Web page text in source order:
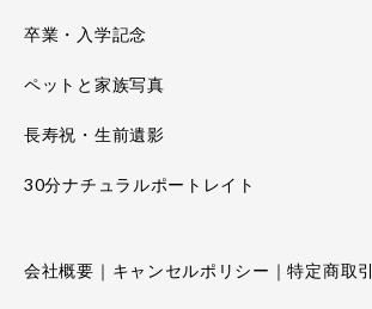
卒業・入学記念
ペットと家族写真
長寿祝・生前遺影
30分ナチュラルポートレイト
会社概要｜キャンセルポリシー｜特定商取引